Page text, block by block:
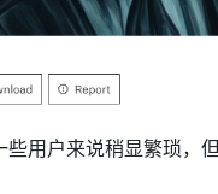
用户来说稍显繁琐，